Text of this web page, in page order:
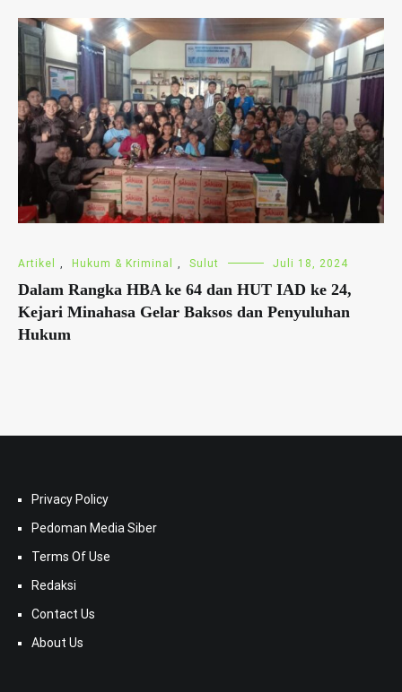
Artikel , Hukum & Kriminal , Sulut Juli 18, 2024
Dalam Rangka HBA ke 64 dan HUT IAD ke 24,
Kejari Minahasa Gelar Baksos dan Penyuluhan
Hukum
Privacy Policy
Pedoman Media Siber
Terms Of Use
Redaksi
Contact Us
About Us